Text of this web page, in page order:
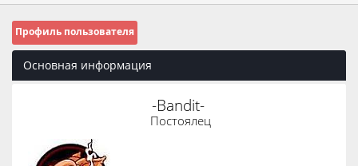
Профиль пользователя
Основная информация
-Bandit-
Постоялец